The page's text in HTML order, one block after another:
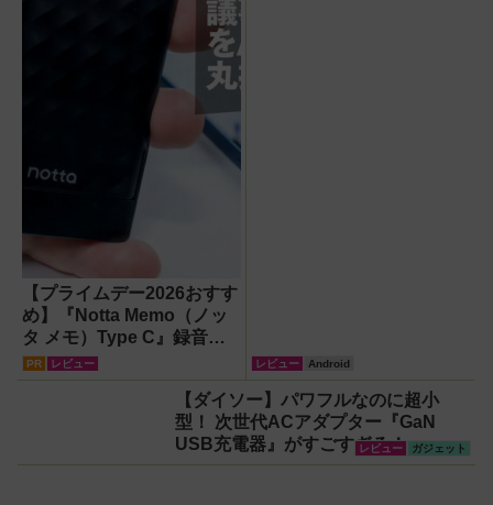
【プライムデー2026おすす
め】『Notta Memo（ノッ
タ メモ）Type C』録音か
らAI自動文字起こし・翻
訳・要約までこなすAIボイ
スレコーダー！【議事録作
PR レビュー レビュー Android
【ダイソー】パワフルなのに超小
型！ 次世代ACアダプター『GaN
USB充電器』がすごすぎる！
レビュー ガジェット